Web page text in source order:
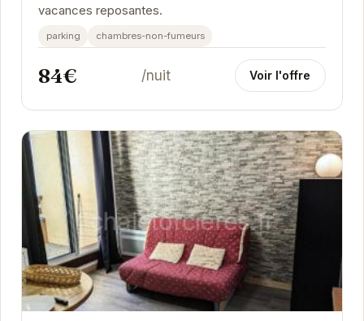
vacances reposantes.
parking chambres-non-fumeurs
84€ /nuit Voir l'offre